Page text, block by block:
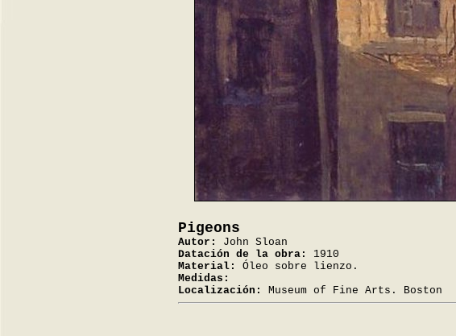
Pigeons
Autor:
John Sloan
Datación de la obra:
1910
Material:
Óleo sobre lienzo.
Medidas:
Localización:
Museum of Fine Arts. Boston